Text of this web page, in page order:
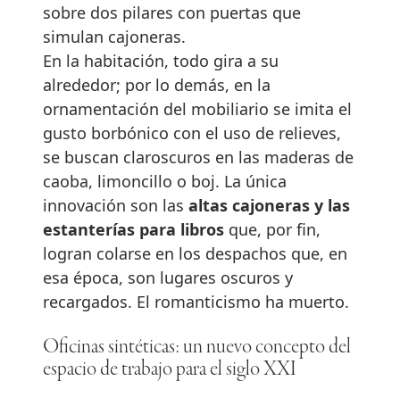
sobre dos pilares con puertas que
simulan cajoneras.
En la habitación, todo gira a su
alrededor; por lo demás, en la
ornamentación del mobiliario se imita el
gusto borbónico con el uso de relieves,
se buscan claroscuros en las maderas de
caoba, limoncillo o boj. La única
innovación son las altas cajoneras y las
estanterías para libros que, por fin,
logran colarse en los despachos que, en
esa época, son lugares oscuros y
recargados. El romanticismo ha muerto.
Oficinas sintéticas: un nuevo concepto del
espacio de trabajo para el siglo XXI